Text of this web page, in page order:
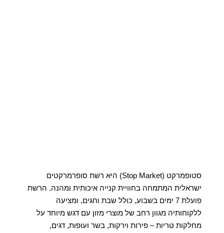
סטופמרקט (Stop Market) היא רשת סופרמרקטים
ישראלית המתמחה בחוויית קנייה איכותית ומהנה. הרשת
פועלת 7 ימים בשבוע, כולל שבת וחגים, ומציעה
ללקוחותיה מגוון רחב של מוצרי מזון עם דגש מיוחד על
מחלקות טריות – פירות וירקות, בשר ועופות, דגים,